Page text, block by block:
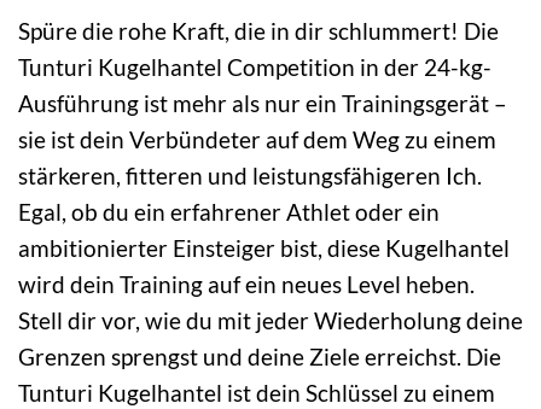
Spüre die rohe Kraft, die in dir schlummert! Die
Tunturi Kugelhantel Competition in der 24-kg-
Ausführung ist mehr als nur ein Trainingsgerät –
sie ist dein Verbündeter auf dem Weg zu einem
stärkeren, fitteren und leistungsfähigeren Ich.
Egal, ob du ein erfahrener Athlet oder ein
ambitionierter Einsteiger bist, diese Kugelhantel
wird dein Training auf ein neues Level heben.
Stell dir vor, wie du mit jeder Wiederholung deine
Grenzen sprengst und deine Ziele erreichst. Die
Tunturi Kugelhantel ist dein Schlüssel zu einem